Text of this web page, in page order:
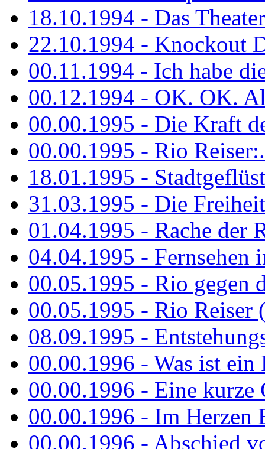
18.10.1994 - Das
22.10.1994 - Knockout
00.11.1994 - Ich habe
00.12.1994 - OK. OK.
00.00.1995 - Die Kraft
00.00.1995 - Rio
18.01.1995 -
31.03.1995 - Die
01.04.1995 - Rache der
04.04.1995 - Fernsehen
00.05.1995 - Rio gegen
00.05.1995 - Rio Reiser
08.09.1995 -
00.00.1996 - Was ist ein
00.00.1996 - Eine kurze
00.00.1996 - Im Herzen
00.00.1996 - Abschied